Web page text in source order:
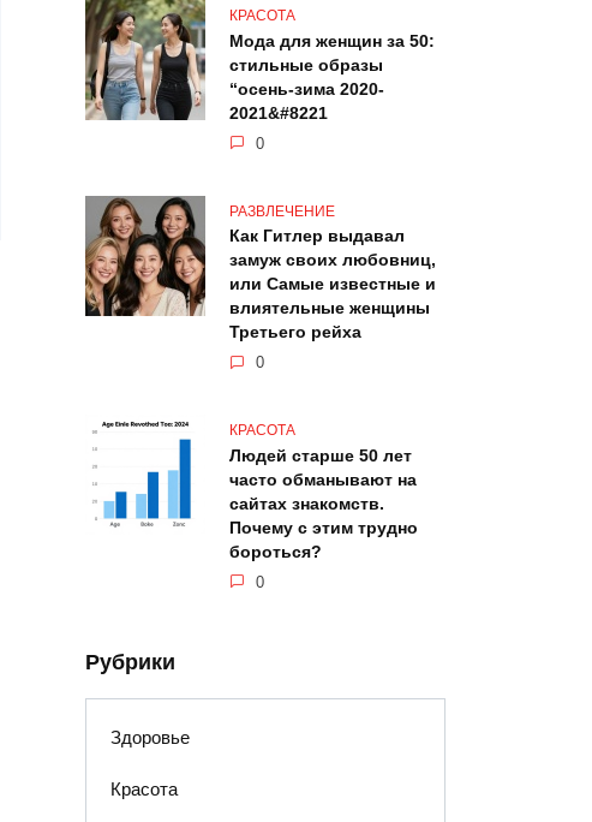
КРАСОТА
Мода для женщин за 50:
стильные образы
“осень-зима 2020-
2021&#8221
0
РАЗВЛЕЧЕНИЕ
Как Гитлер выдавал
замуж своих любовниц,
или Самые известные и
влиятельные женщины
Третьего рейха
0
КРАСОТА
Людей старше 50 лет
часто обманывают на
сайтах знакомств.
Почему с этим трудно
бороться?
0
Рубрики
Здоровье
Красота